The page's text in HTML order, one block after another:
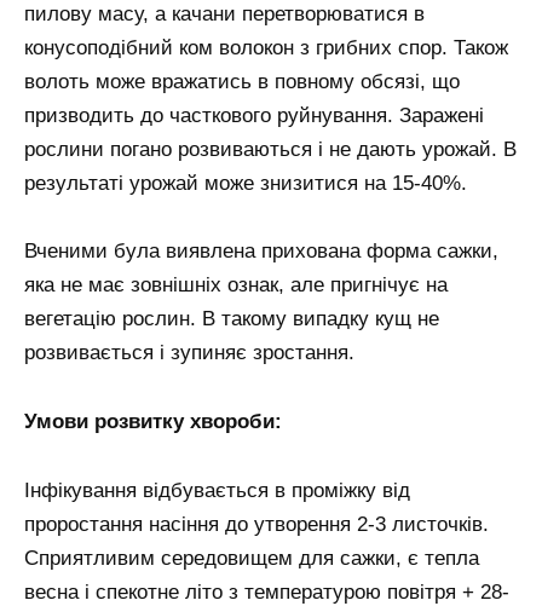
пилову масу, а качани перетворюватися в
конусоподібний ком волокон з грибних спор. Також
волоть може вражатись в повному обсязі, що
призводить до часткового руйнування. Заражені
рослини погано розвиваються і не дають урожай. В
результаті урожай може знизитися на 15-40%.
Вченими була виявлена прихована форма сажки,
яка не має зовнішніх ознак, але пригнічує на
вегетацію рослин. В такому випадку кущ не
розвивається і зупиняє зростання.
Умови розвитку хвороби:
Інфікування відбувається в проміжку від
проростання насіння до утворення 2-3 листочків.
Сприятливим середовищем для сажки, є тепла
весна і спекотне літо з температурою повітря + 28-